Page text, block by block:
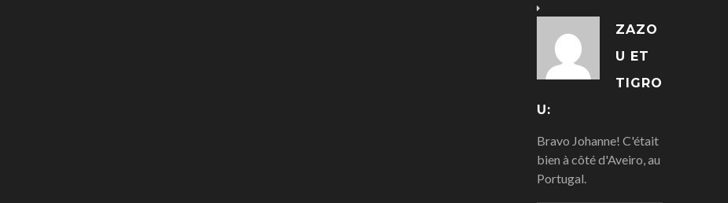
ZAZO
U ET
TIGRO
U:
Bravo Johanne! C'était
bien à côté d'Aveiro, au
Portugal.